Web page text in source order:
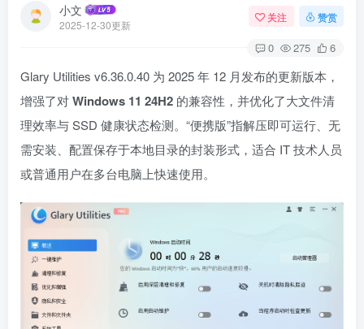
小文
2025-12-30更新
关注 赞赏
0 275 6
Glary Utilities v6.36.0.40 为 2025 年 12 月发布的更新版本，
增强了对Windows 11 24H2 的兼容性，并优化了大文件清
理效率与 SSD 健康状态检测。“便携版”指解压即可运行、无
需安装、配置保存于本地目录的封装形式，适合 IT 技术人员
或普通用户在多台电脑上快速使用。